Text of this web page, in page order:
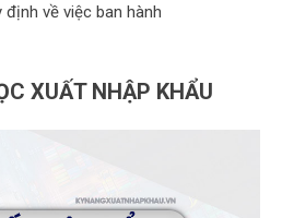
định về việc ban hành
XUẤT NHẬP KHẨU